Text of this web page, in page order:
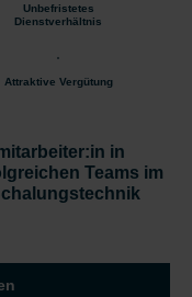
Unbefristetes
Dienstverhältnis
Attraktive Vergütung
in
Teams im